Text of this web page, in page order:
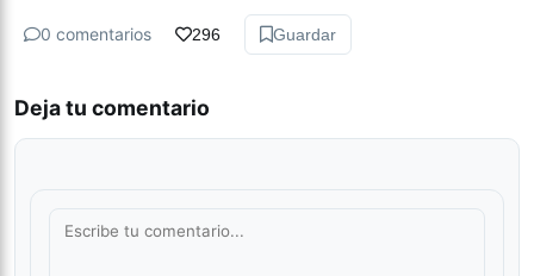
0 comentarios 296 Guardar
Deja tu comentario